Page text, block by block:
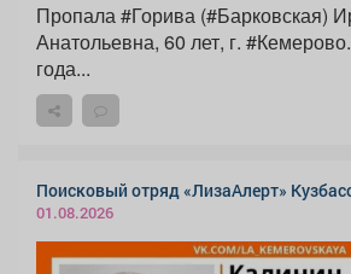
Пропала #Горива (#Барковская)
Анатольевна, 60 лет, г. #Кемерово. С 28 июля 2026
года...
Поисковый отряд «ЛизаАлерт»
01.08.2026